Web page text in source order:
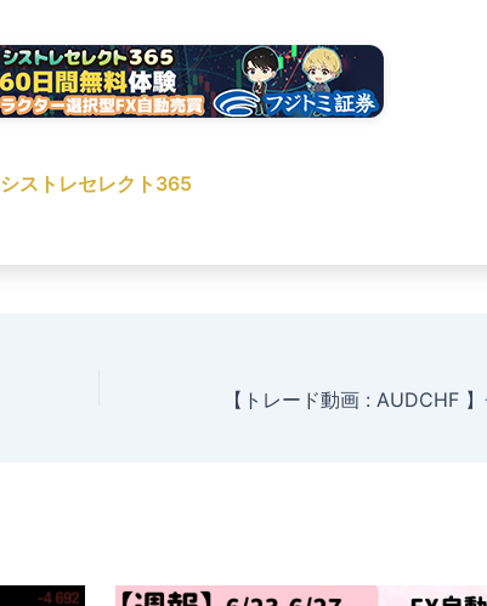
シストレセレクト365